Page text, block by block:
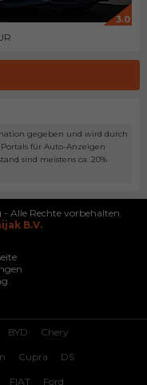
3.0
gegeben und wird durch
für Auto-Anzeigen
sind meistens ca. 20%
Alle Rechte vorbehalten.
B.V.
BYD Chery
Cupra DS
FIAT Ford